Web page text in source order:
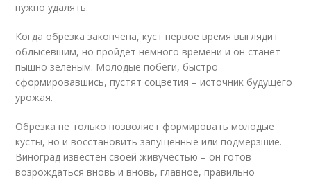
нужно удалять.
Когда обрезка закончена, куст первое время выглядит
облысевшим, но пройдет немного времени и он станет
пышно зеленым. Молодые побеги, быстро
сформировавшись, пустят соцветия – источник будущего
урожая.
Обрезка не только позволяет формировать молодые
кусты, но и восстановить запущенные или подмерзшие.
Виноград известен своей живучестью – он готов
возрождаться вновь и вновь, главное, правильно